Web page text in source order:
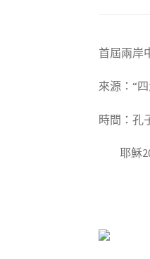
首屆兩岸
來源：“
時間：孔
耶穌